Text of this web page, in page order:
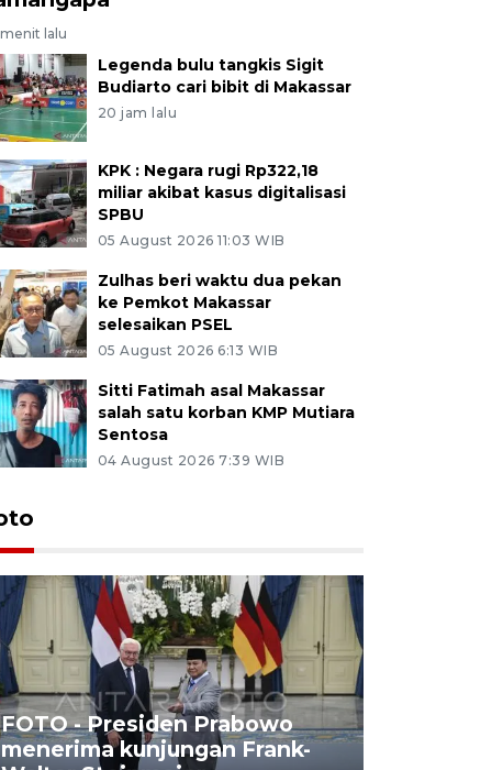
lalu
Legenda bulu tangkis Sigit
Budiarto cari bibit di Makassar
20 jam lalu
KPK : Negara rugi Rp322,18
miliar akibat kasus digitalisasi
SPBU
05 August 2026 11:03 WIB
Zulhas beri waktu dua pekan
ke Pemkot Makassar
selesaikan PSEL
05 August 2026 6:13 WIB
Sitti Fatimah asal Makassar
salah satu korban KMP Mutiara
Sentosa
04 August 2026 7:39 WIB
FOTO - Presiden Prabowo
menerima kunjungan Frank-